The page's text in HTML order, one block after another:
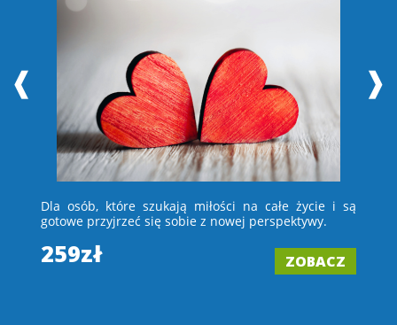
Dla osób, które szukają miłości na całe życie i są
gotowe przyjrzeć się sobie z nowej perspektywy.
259zł ZOBACZ
❰ ❱